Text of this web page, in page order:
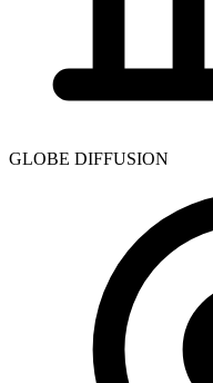
GLOBE DIFFUSION